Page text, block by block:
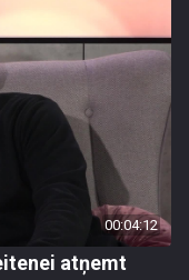
00:04:12
atņemt